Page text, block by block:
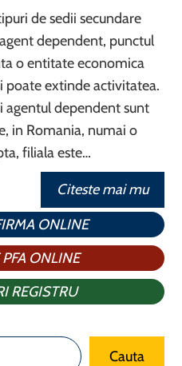
de sedii secundare
dependent, punctul
o entitate economica
poate extinde activitatea.
agentul dependent sunt
in Romania, numai o
filiala este…
Citeste mai mu
ONLINE
ONLINE
REGISTRU
Cauta